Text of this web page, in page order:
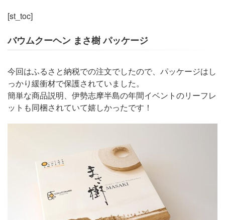
[st_toc]
バウムクーヘン まさ樹 パッケージ
今回はふるさと納税での注文でしたので、パッケージはし
っかり緩衝材で保護されていました。
簡単な商品説明、伊勢志摩半島の年間イベントのリーフレ
ットも同梱されていて嬉しかったです！